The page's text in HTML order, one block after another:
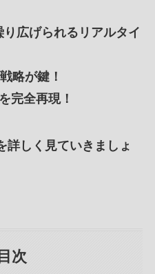
広げられるリアルタイ
略が鍵！
完全再現！
詳しく見ていきましょ
目次